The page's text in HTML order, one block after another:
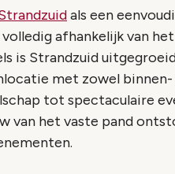
als een
afhankelijk van
is Strandzuid
met zowel
tot spectaculaire
van het vaste pand